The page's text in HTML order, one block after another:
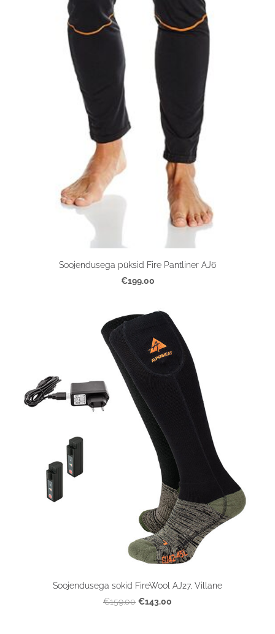
Soojendusega püksid Fire Pantliner AJ6
€199.00
Soojendusega sokid FireWool AJ27, Villane
€159.00 €143.00